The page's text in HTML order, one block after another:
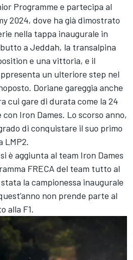
Programme e partecipa al
2024, dove ha già dimostrato
nella tappa inaugurale in
a Jeddah, la transalpina
e una vittoria, e il
un ulteriore step nel
Doriane gareggia anche
cui gare di durata come la 24
con Iron Dames. Lo scorso anno,
di conquistare il suo primo
LMP2.
è aggiunta al team Iron Dames
FRECA del team tutto al
la campionessa inaugurale
non prende parte al
alla F1.